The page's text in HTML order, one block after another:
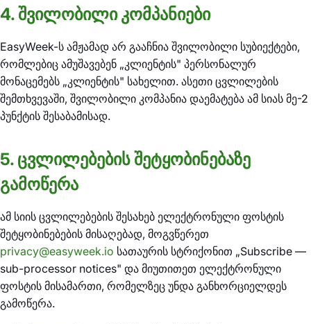
4. შვილობილი კომპანიები
EasyWeek-ს ამჟამად არ გააჩნია შვილობილი სუბიექტები,
რომლებიც ამუშავებენ „კლიენტის" პერსონალურ
მონაცემებს „კლიენტის" სახელით. ასეთი ცვლილების
შემთხვევაში, შვილობილი კომპანია დაემატება ამ სიას მე-2
პუნქტის შესაბამისად.
5. ცვლილებების შეტყობინებაზე
გამოწერა
ამ სიის ცვლილებების შესახებ ელექტრონული ფოსტის
შეტყობინებების მისაღებად, მოგვწერეთ
privacy@easyweek.io სათაურის სტრიქონით „Subscribe —
sub-processor notices" და მიუთითეთ ელექტრონული
ფოსტის მისამართი, რომელზეც უნდა განხორციელდეს
გამოწერა.